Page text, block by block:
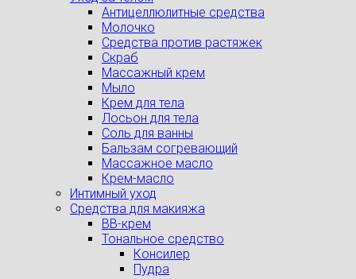
Антицеллюлитные средства
Молочко
Средства против растяжек
Скраб
Массажный крем
Мыло
Крем для тела
Лосьон для тела
Соль для ванны
Бальзам согревающий
Массажное масло
Крем-масло
Интимный уход
Средства для макияжа
BB-крем
Тональное средство
Консилер
Пудра